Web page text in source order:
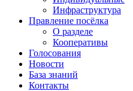
Инфраструктура
Правление посёлка
О разделе
Кооперативы
Голосования
Новости
База знаний
Контакты